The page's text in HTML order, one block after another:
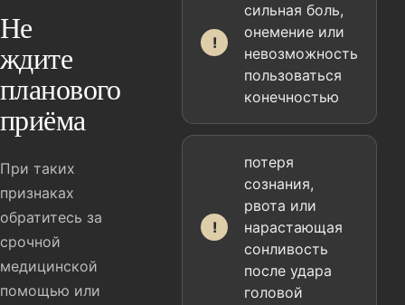
Не
ждите
планового
приёма
При таких
признаках
обратитесь за
срочной
медицинской
помощью или
!
сильная боль,
онемение или
невозможность
пользоваться
конечностью
!
потеря
сознания,
рвота или
нарастающая
сонливость
после удара
головой